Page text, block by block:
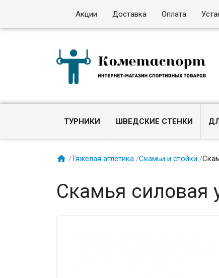
Акции Доставка Оплата
ТУРНИКИ ШВЕДСКИЕ СТЕНКИ
 /Тяжелая атлетика /Скамьи и стойки /
Скамья силовая